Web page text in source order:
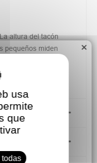
altura del tacón
pequeños miden
Color blanco.
populares y
×
usa
que
todas